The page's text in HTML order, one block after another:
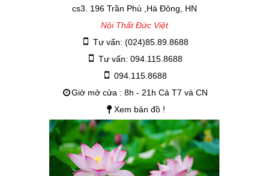
cs3. 196 Trần Phú ,Hà Đông, HN
Nội Thất Đức Việt
Tư vấn: (024)85.89.8688
Tư vấn: 094.115.8688
094.115.8688
Giờ mở cửa : 8h - 21h Cả T7 và CN
Xem bản đồ !